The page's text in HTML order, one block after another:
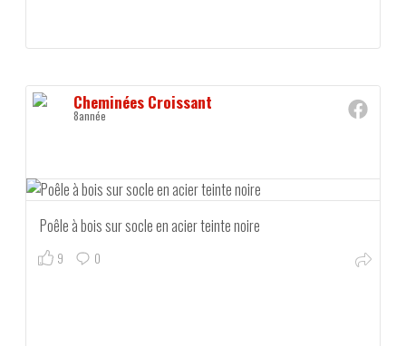
Cheminées Croissant
8année
Poêle à bois sur socle en acier teinte noire
9 0